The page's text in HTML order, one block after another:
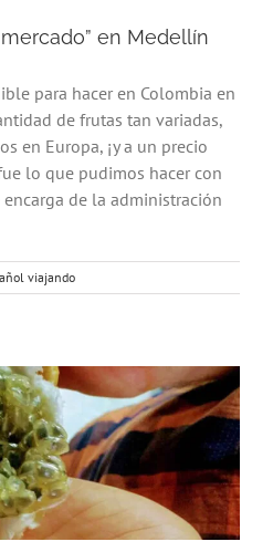
en Medellín
para hacer en Colombia en
de frutas tan variadas,
en Europa, ¡y a un precio
lo que pudimos hacer con
de la administración
viajando